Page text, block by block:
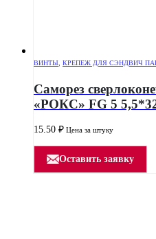
ВИНТЫ, КРЕПЕЖ ДЛЯ СЭНДВИЧ
Саморез
«РОКС» FG 5
15.50 ₽ Цена за штуку
Оставить заявку